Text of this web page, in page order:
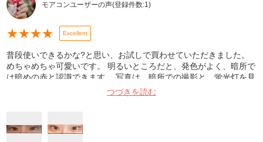
モアコンユーザーの声(登録件数:1)
★★★★ Excellent
普段使いできるかな?と思い、お試しで買わせていただきました。
めちゃめちゃ可愛いです。 明るいところだと、発色がよく、暗所で
は暗めの赤と認識できます。 写真は、暗所での撮影と、蛍光灯を見
上げてのお写真になります。是非参考にしてみてください。
つづきを読む